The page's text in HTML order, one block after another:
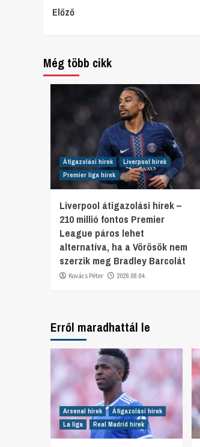
Continue
Előző
Még több cikk
Átigazolási hírek
Liverpool hírek
Premier liga hírek
Liverpool átigazolási hírek –
210 millió fontos Premier
League páros lehet
alternatíva, ha a Vörösök nem
szerzik meg Bradley Barcolát
Kovács Péter 2026.08.04.
Erről maradhattál le
Arsenal hírek
Átigazolási hírek
La liga
Real Madrid hírek